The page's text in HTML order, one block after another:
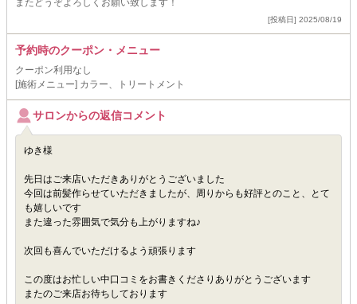
またどうぞよろしくお願い致します！
[投稿日] 2025/08/19
予約時のクーポン・メニュー
クーポン利用なし
[施術メニュー] カラー、トリートメント
サロンからの返信コメント
ゆき様
先日はご来店いただきありがとうございました
今回は前髪作らせていただきましたが、周りからも好評とのこと、とて
も嬉しいです
また違った雰囲気で気分も上がりますね♪
次回も喜んでいただけるよう頑張ります
この度はお忙しい中口コミをお書きくださりありがとうございます
またのご来店お待ちしております